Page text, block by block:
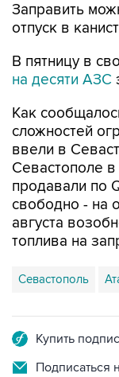
Заправить
отпуск в
В пятницу в
на десяти АЗС
Как
сложностей
ввели в
Севастополе
продавали по
свободно - на
августа
топлива на
Севастополь
Купить
Подписаться